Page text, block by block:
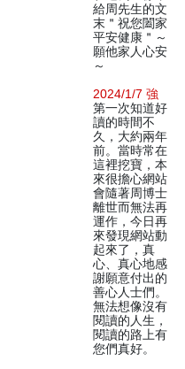
給周先生的文
末＂祝您闔家
平安健康＂～
願他家人心安
～
2024/1/7 強
第一次知道好
讀的時間不
久，大約兩年
前。當時常在
這裡挖寶，本
來很擔心網站
會隨著周博士
離世而無法再
運作，今日再
來發現網站動
起來了，真
心、真心地感
謝願意付出的
善心人士們。
無法想像沒有
閱讀的人生，
閱讀的路上有
您們真好。